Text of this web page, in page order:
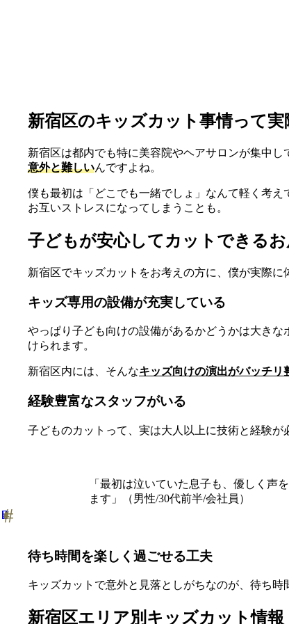
新宿区のキッズカット事情って実
新宿区は都内でも特に美容院やヘアサロンが集中
意外と難しいんですよね。
僕も最初は「どこでも一緒でしょ」なんて軽く考
お互いストレスになってしまうことも。
子どもが安心してカットできる
新宿区でキッズカットをお考えの方に、僕が実際
キッズ専用の設備が充実している
やっぱり子ども向けの設備があるかどうかは大き
けられます。
新宿区内には、そんなキッズ向けの演出がバッチリ
経験豊富なスタッフがいる
子どものカットって、実は大人以上に技術と経験
「最初は泣いていた息子も、優しく声
ます」（男性/30代前半/会社員）
待ち時間を楽しく過ごせる工夫
キッズカットで意外と見落としがちなのが、待ち
新宿区エリア別キッズカット情報